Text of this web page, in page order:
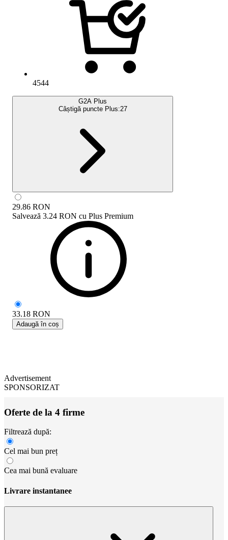
4544
G2A Plus
Câștigă puncte Plus:27
29.86 RON
Salvează 3.24 RON cu Plus Premium
33.18 RON
Adaugă în coș
Advertisement
SPONSORIZAT
Oferte de la 4 firme
Filtrează după:
Cel mai bun preț
Cea mai bună evaluare
Livrare instantanee